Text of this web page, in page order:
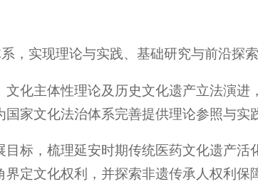
，实现理论与实践、基础研究与前沿探
化主体性理论及历史文化遗产立法演进
家文化法治体系完善提供理论参照与实
标，梳理延安时期传统医药文化遗产活
定文化权利，并探索非遗传承人权利保